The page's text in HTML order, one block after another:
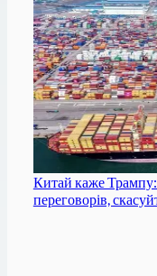
Китай каже
переговорів,